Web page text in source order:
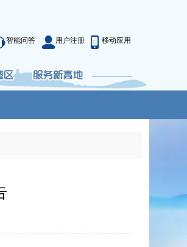
智能问答 用户注册 移动应用